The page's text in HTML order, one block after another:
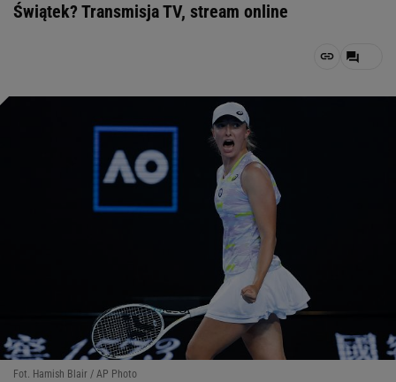
Świątek? Transmisja TV, stream online
Fot. Hamish Blair / AP Photo